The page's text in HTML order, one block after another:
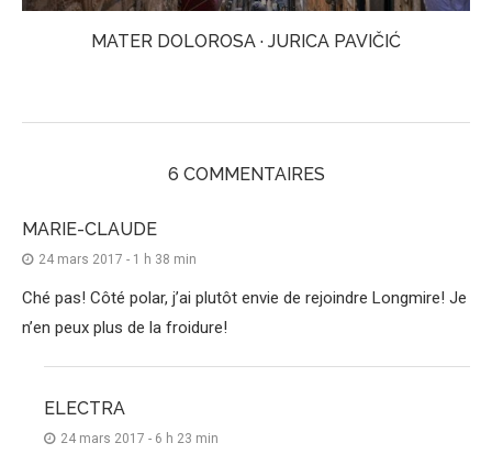
MATER DOLOROSA · JURICA PAVIČIĆ
6 COMMENTAIRES
MARIE-CLAUDE
24 mars 2017 - 1 h 38 min
Ché pas! Côté polar, j’ai plutôt envie de rejoindre Longmire! Je
n’en peux plus de la froidure!
ELECTRA
24 mars 2017 - 6 h 23 min